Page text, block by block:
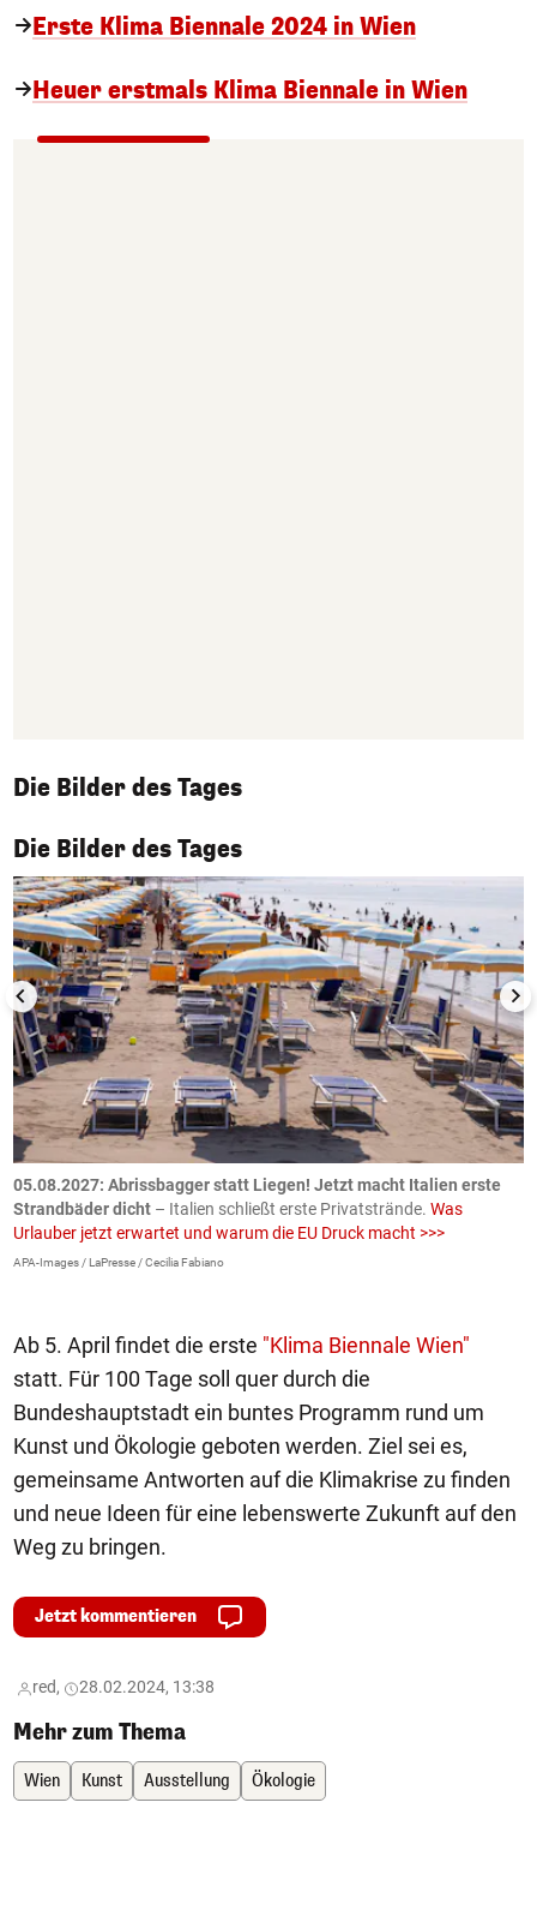
Erste Klima Biennale 2024 in Wien
Heuer erstmals Klima Biennale in Wien
Die Bilder des Tages
Die Bilder des Tages
1/50
05.08.2027: Abrissbagger statt Liegen! Jetzt macht Italien erste
Strandbäder dicht – Italien schließt erste Privatstrände. Was
Urlauber jetzt erwartet und warum die EU Druck macht >>>
APA-Images / LaPresse / Cecilia Fabiano
Ab 5. April findet die erste "Klima Biennale Wien"
statt. Für 100 Tage soll quer durch die
Bundeshauptstadt ein buntes Programm rund um
Kunst und Ökologie geboten werden. Ziel sei es,
gemeinsame Antworten auf die Klimakrise zu finden
und neue Ideen für eine lebenswerte Zukunft auf den
Weg zu bringen.
Jetzt kommentieren
red, 28.02.2024, 13:38
Mehr zum Thema
Wien Kunst Ausstellung Ökologie